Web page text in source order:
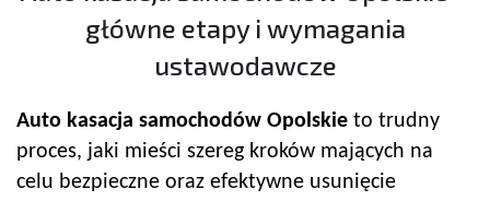
główne etapy i wymagania
ustawodawcze
Auto kasacja samochodów Opolskie to trudny
proces, jaki mieści szereg kroków mających na
celu bezpieczne oraz efektywne usunięcie